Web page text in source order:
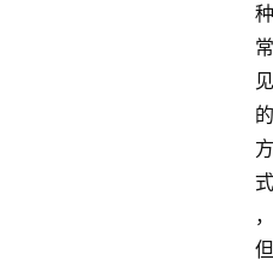
种
常
见
的
方
式
，
但